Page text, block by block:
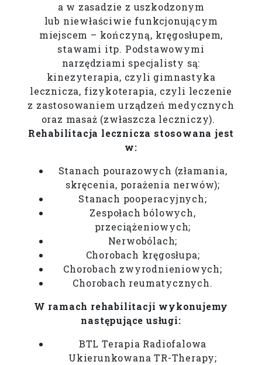
a w zasadzie z uszkodzonym
lub niewłaściwie funkcjonującym
miejscem – kończyną, kręgosłupem,
stawami itp. Podstawowymi
narzędziami specjalisty są:
kinezyterapia, czyli gimnastyka
lecznicza, fizykoterapia, czyli leczenie
z zastosowaniem urządzeń medycznych
oraz masaż (zwłaszcza leczniczy).
Rehabilitacja lecznicza stosowana jest
w:
Stanach pourazowych (złamania,
skręcenia, porażenia nerwów);
Stanach pooperacyjnych;
Zespołach bólowych,
przeciążeniowych;
Nerwobólach;
Chorobach kręgosłupa;
Chorobach zwyrodnieniowych;
Chorobach reumatycznych.
W ramach rehabilitacji wykonujemy
następujące usługi:
BTL Terapia Radiofalowa
Ukierunkowana TR-Therapy;